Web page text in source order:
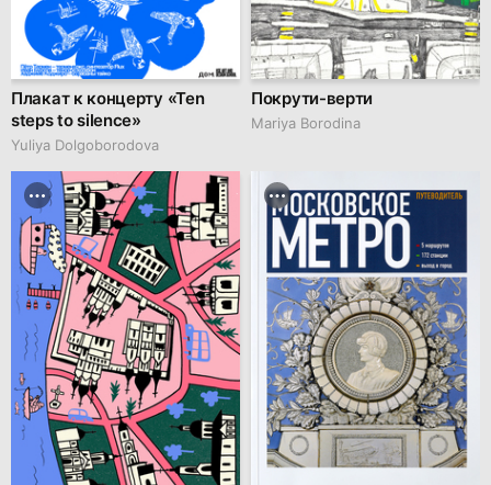
Плакат к концерту «Ten
steps to silence»
Yuliya Dolgoborodova
Покрути-верти
Mariya Borodina